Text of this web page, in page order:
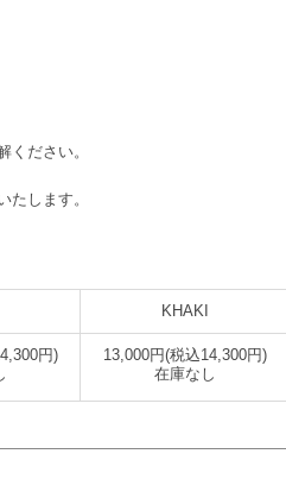
ださい。
します。
KHAKI
円)
13,000円(税込14,300円)
在庫なし